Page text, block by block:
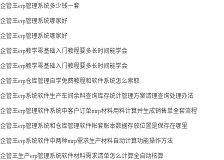
企管王erp管理系统多少钱一套
企管王erp管理系统哪家好
企管王erp管理系统哪家好
企管王erp教学零基础入门教程要多长时间能学会
企管王erp教学零基础入门教程要多长时间能学会
企管王erp仓库管理自学免费教程和软件系统怎么索取
企管王erp系统软件生产车间余料查询库存统计管理方案清理查询处理办法
企管王erp管理软件系统中客户订单mrp材料用料计算并生成销售单全套流程
企管王erp管理系统和仓库管理软件帐套账本数据存放位置是保存在哪里
企管王erp系统软件中两种mrp需求生产材料自动计算功能操作方法
企管王生产erp管理系统软件材料需求清单怎么计算全自动核算